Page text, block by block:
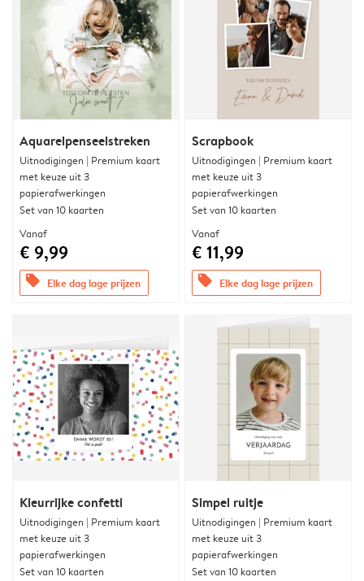
Aquarelpenseelstreken
Uitnodigingen | Premium kaart
met keuze uit 3
papierafwerkingen
Set van 10 kaarten
Vanaf
€ 9,99
offers Elke dag lage prijzen
Scrapbook
Uitnodigingen | Premium kaart
met keuze uit 3
papierafwerkingen
Set van 10 kaarten
Vanaf
€ 11,99
offers Elke dag lage prijzen
Kleurrijke confetti
Uitnodigingen | Premium kaart
met keuze uit 3
papierafwerkingen
Set van 10 kaarten
Simpel ruitje
Uitnodigingen | Premium kaart
met keuze uit 3
papierafwerkingen
Set van 10 kaarten